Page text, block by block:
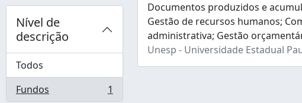
Nível de
descrição
Todos
Fundos
, 1 resultados 1
Documentos produzidos e
Gestão de recursos humanos;
administrativa; Gestão
Unesp - Universidade Estadual